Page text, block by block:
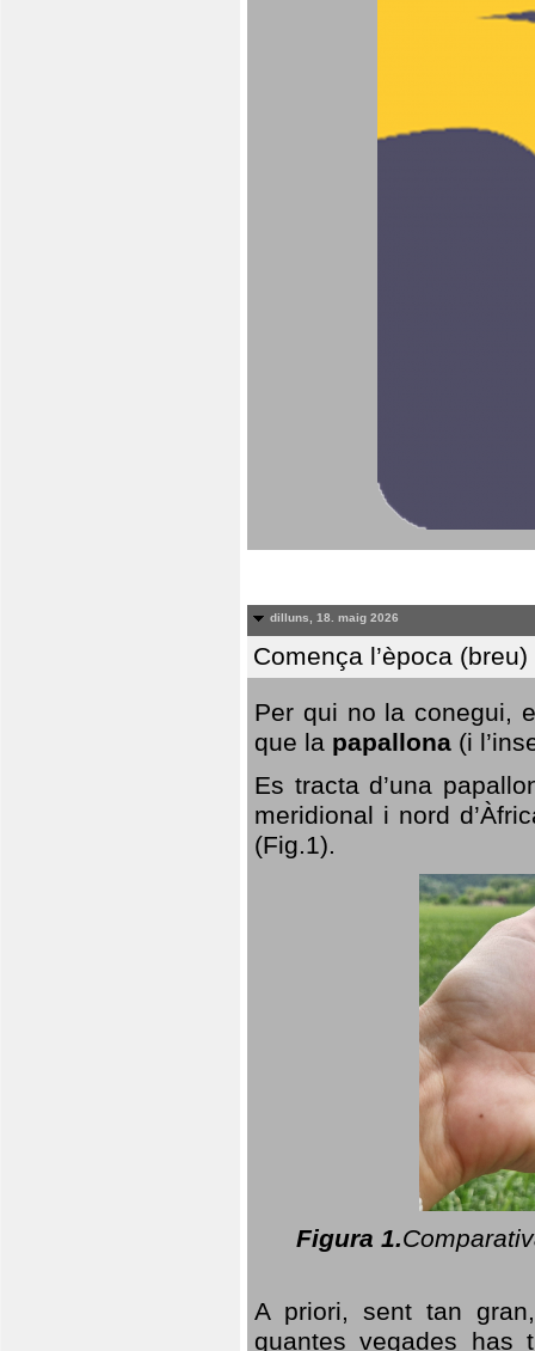
dilluns, 18. maig 2026
Comença l’època
Per qui no la conegui,
que la papallona (i
Es tracta d’una
meridional i nord
(Fig.1).
Figura 1.
A priori, sent tan
quantes vegades has